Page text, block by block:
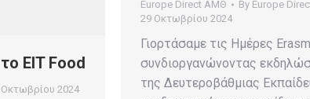
Europe Direct ΑΜΘ By Europe
29 Οκτωβρίου 2024
Γιορτάσαμε τις Ημέρες
συνδιοργανώνοντας
της Δευτεροβάθμιας
EIT Food
2024